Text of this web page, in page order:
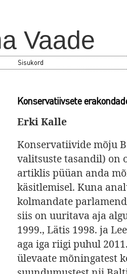
Vaade
Sisukord
Konservatiivsete
Erki Kalle
Konservatiivide mõju
valitsuste tasandil) on
artiklis püüan anda
käsitlemisel. Kuna
kolmandate
siis on uuritava aja
1999., Lätis 1998. ja
aga iga riigi puhul
ülevaate mõningatest